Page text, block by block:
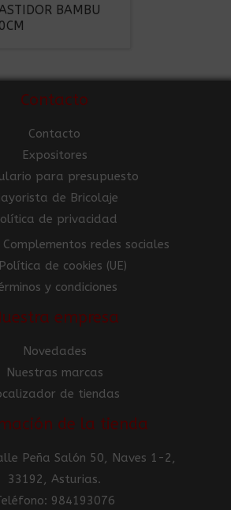
BAMBU
Contacto
Contacto
Expositores
para presupuesto
de Bricolaje
de privacidad
Complementos redes sociales
Política de cookies (UE)
y condiciones
empresa
Novedades
Nuestras marcas
de tiendas
de la tienda
Peña Salón 50, Naves 1-2,
33192, Asturias.
984193076